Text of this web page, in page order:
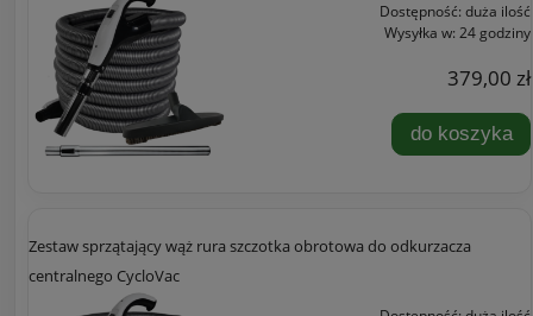
Dostępność: duża ilość
Wysyłka w: 24 godziny
379,00 zł
do koszyka
Zestaw sprzątający wąż rura szczotka obrotowa do odkurzacza
centralnego CycloVac